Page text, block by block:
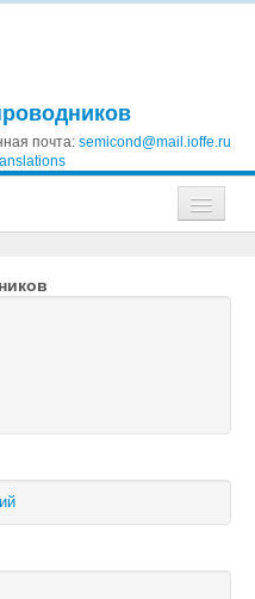
почта: semicond@mail.ioffe.ru
физики